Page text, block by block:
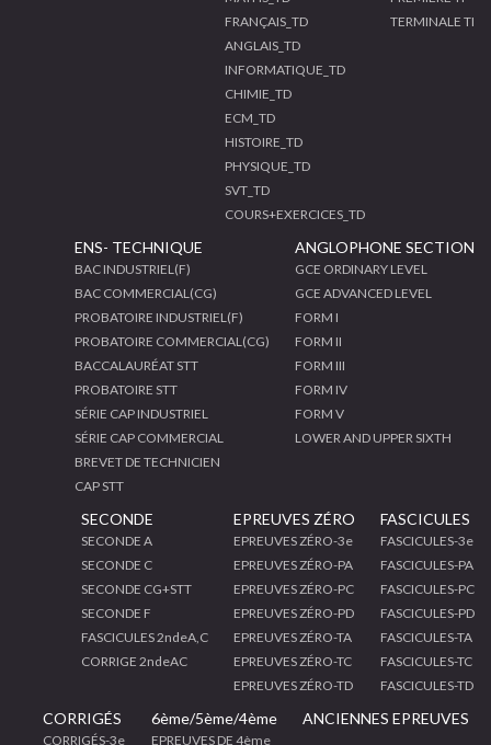
FRANÇAIS_TD
ANGLAIS_TD
INFORMATIQUE_TD
CHIMIE_TD
ECM_TD
HISTOIRE_TD
PHYSIQUE_TD
SVT_TD
COURS+EXERCICES_TD
TERMINALE TI
ENS- TECHNIQUE
BAC INDUSTRIEL(F)
BAC COMMERCIAL(CG)
PROBATOIRE INDUSTRIEL(F)
PROBATOIRE COMMERCIAL(CG)
BACCALAURÉAT STT
PROBATOIRE STT
SÉRIE CAP INDUSTRIEL
SÉRIE CAP COMMERCIAL
BREVET DE TECHNICIEN
CAP STT
ANGLOPHONE SECTION
GCE ORDINARY LEVEL
GCE ADVANCED LEVEL
FORM I
FORM II
FORM III
FORM IV
FORM V
LOWER AND UPPER SIXTH
SECONDE
SECONDE A
SECONDE C
SECONDE CG+STT
SECONDE F
FASCICULES 2ndeA,C
CORRIGE 2ndeAC
EPREUVES ZÉRO
EPREUVES ZÉRO-3e
EPREUVES ZÉRO-PA
EPREUVES ZÉRO-PC
EPREUVES ZÉRO-PD
EPREUVES ZÉRO-TA
EPREUVES ZÉRO-TC
EPREUVES ZÉRO-TD
FASCICULES
FASCICULES-3e
FASCICULES-PA
FASCICULES-PC
FASCICULES-PD
FASCICULES-TA
FASCICULES-TC
FASCICULES-TD
CORRIGÉS
CORRIGÉS-3e
6ème/5ème/4ème
EPREUVES DE 4ème
ANCIENNES EPREUVES